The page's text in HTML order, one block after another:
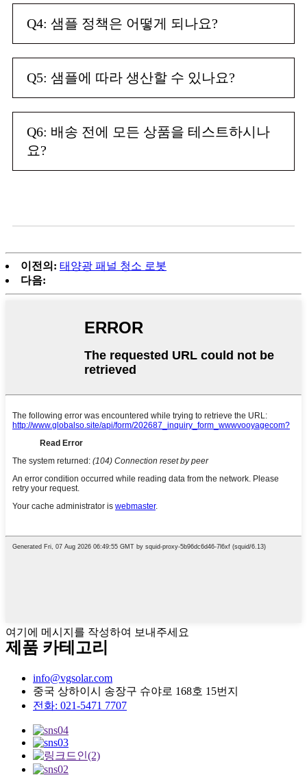
Q4: 샘플 정책은 어떻게 되나요?
Q5: 샘플에 따라 생산할 수 있나요?
Q6: 배송 전에 모든 상품을 테스트하시나
요?
이전의: 태양광 패널 청소 로봇
다음:
여기에 메시지를 작성하여 보내주세요
제품 카테고리
info@vgsolar.com
중국 상하이시 송장구 슈야로 168호 15번지
전화: 021-5471 7707